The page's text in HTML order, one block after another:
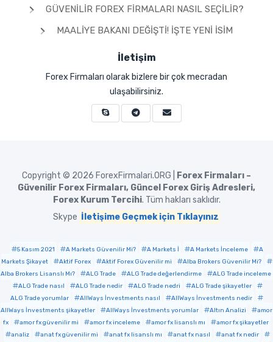
GÜVENILIR FOREX FIRMALARI NASIL SEÇILIR?
MAALIYE BAKANI DEĞIŞTI! İŞTE YENI İSIM
İletişim
Forex Firmaları olarak bizlere bir çok mecradan
ulaşabilirsiniz.
Copyright © 2026 ForexFirmalari.ORG |
Forex Firmaları –
Güvenilir Forex Firmaları, Güncel Forex Giriş Adresleri,
Forex Kurum Tercihi. Tüm hakları saklıdır.
Skype İletişime Geçmek için Tıklayınız
5 Kasım 2021 A Markets Güvenilir Mi? A Markets İ A Markets İnceleme
A
Markets Şikayet
Aktif Forex Aktif Forex Güvenilir mi
Alba Brokers Güvenilir Mi?
Alba Brokers Lisanslı Mı?
ALG Trade ALG Trade değerlendirme
ALG Trade inceleme
ALG Trade nasıl
ALG Trade nedir ALG Trade nedri
ALG Trade şikayetler
ALG Trade yorumlar
AllWays İnvestments nasıl
AllWays İnvestments nedir
AllWays İnvestments şikayetler
AllWays İnvestments yorumlar Altın Analizi
amor
fx
amor fx güvenilir mi amor fx inceleme amor fx lisanslı mı
amor fx şikayetler
analiz
anat fx güvenilir mi anat fx lisanslı mı anat fx nasıl
anat fx nedir